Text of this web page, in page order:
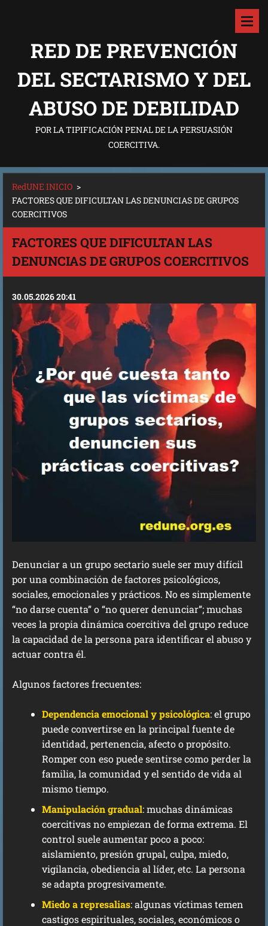
RED DE PREVENCIÓN
DEL SECTARISMO Y DEL
ABUSO DE DEBILIDAD
POR LA TIPIFICACIÓN PENAL DE LA PERSUASIÓN
COERCITIVA.
RedUNE INICIO >
FACTORES QUE DIFICULTAN LAS DENUNCIAS DE GRUPOS
COERCITIVOS
FACTORES QUE DIFICULTAN LAS
DENUNCIAS DE GRUPOS COERCITIVOS
30.05.2026 20:41
Denunciar a un grupo sectario suele ser muy difícil
por una combinación de factores psicológicos,
sociales, emocionales y prácticos. No es simplemente
“no darse cuenta” o “no querer denunciar”; muchas
veces la propia dinámica coercitiva del grupo reduce
la capacidad de la persona para identificar el abuso y
actuar contra él.
Algunos factores frecuentes:
Dependencia emocional y psicológica: el grupo
puede convertirse en la principal fuente de
identidad, pertenencia, afecto o propósito.
Romper con eso puede sentirse como perder la
familia, la comunidad y el sentido de vida al
mismo tiempo.
Manipulación gradual: muchas dinámicas
coercitivas no empiezan de forma extrema. El
control suele aumentar poco a poco:
aislamiento, presión grupal, culpa, miedo,
vigilancia, obediencia al líder, etc. La persona
se adapta progresivamente.
Miedo a represalias: algunas víctimas temen
castigos espirituales, sociales, económicos o